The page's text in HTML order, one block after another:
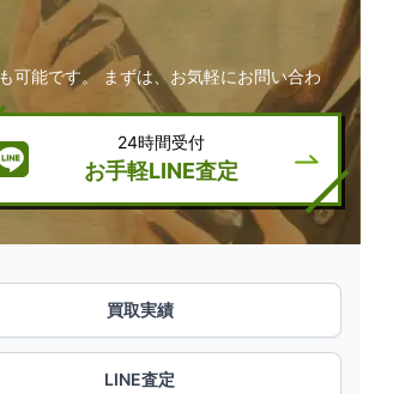
可能です。 まずは、お気軽にお問い合わ
24時間受付
お手軽LINE査定
買取実績
LINE査定